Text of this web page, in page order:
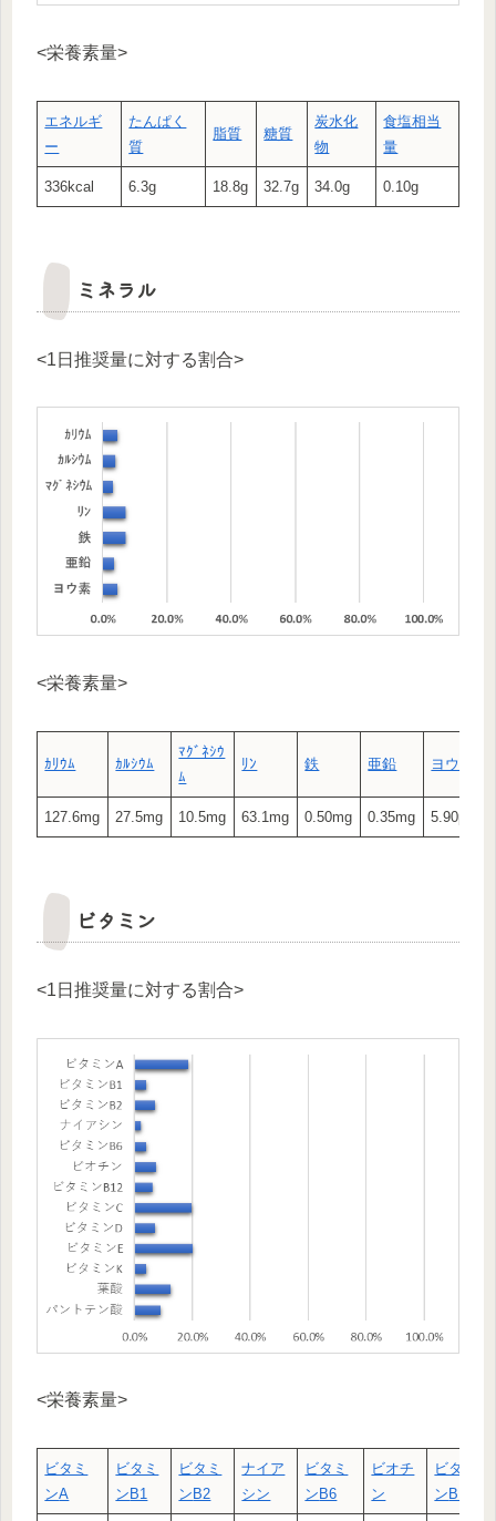
<栄養素量>
エネルギ
ー
たんぱく
質
脂質 糖質
炭水化
物
食塩相当
量
336kcal 6.3g 18.8g 32.7g 34.0g 0.10g
ミネラル
<1日推奨量に対する割合>
<栄養素量>
ｶﾘｳﾑ ｶﾙｼｳﾑ
ﾏｸﾞﾈｼｳ
ﾑ
ﾘﾝ 鉄 亜鉛 ヨウ素
127.6mg 27.5mg 10.5mg 63.1mg 0.50mg 0.35mg 5.90μg
ビタミン
<1日推奨量に対する割合>
<栄養素量>
ビタミ
ンA
ビタミ
ン B1
ビタミ
ン B2
ナイア
シン
ビタミ
ン B6
ビオチ
ン
ビタミ
ン B12